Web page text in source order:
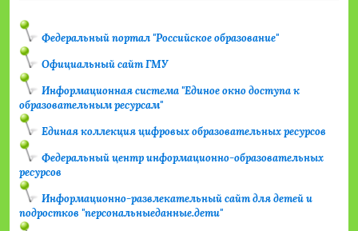
Федеральный портал "Российское образование"
Официальный сайт ГМУ
Информационная система "Единое окно доступа к
образовательным ресурсам"
Единая коллекция цифровых образовательных ресурсов
Федеральный центр информационно-образовательных
ресурсов
Информационно-развлекательный сайт для детей и
подростков "персональныеданные.дети"